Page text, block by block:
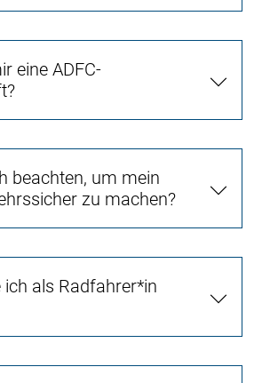
eine ADFC-
beachten, um mein
zu machen?
als Radfahrer*in